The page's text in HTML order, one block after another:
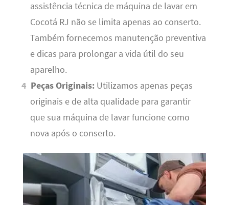
assistência técnica de máquina de lavar em
Cocotá RJ não se limita apenas ao conserto.
Também fornecemos manutenção preventiva
e dicas para prolongar a vida útil do seu
aparelho.
Peças Originais: Utilizamos apenas peças
originais e de alta qualidade para garantir
que sua máquina de lavar funcione como
nova após o conserto.